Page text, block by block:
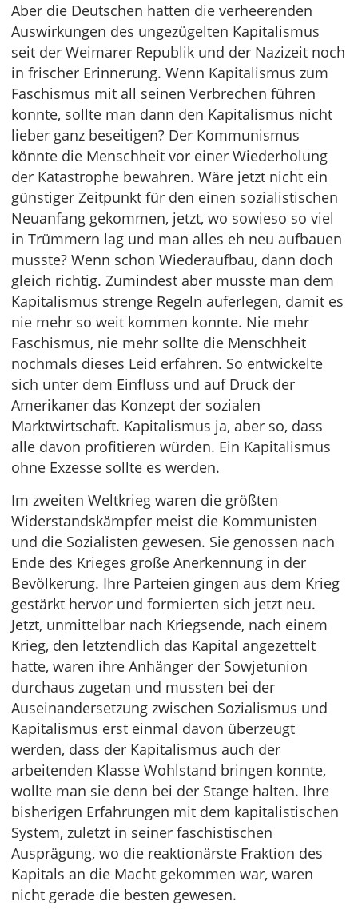
Aber die Deutschen hatten die verheerenden
Auswirkungen des ungezügelten Kapitalismus
seit der Weimarer Republik und der Nazizeit noch
in frischer Erinnerung. Wenn Kapitalismus zum
Faschismus mit all seinen Verbrechen führen
konnte, sollte man dann den Kapitalismus nicht
lieber ganz beseitigen? Der Kommunismus
könnte die Menschheit vor einer Wiederholung
der Katastrophe bewahren. Wäre jetzt nicht ein
günstiger Zeitpunkt für den einen sozialistischen
Neuanfang gekommen, jetzt, wo sowieso so viel
in Trümmern lag und man alles eh neu aufbauen
musste? Wenn schon Wiederaufbau, dann doch
gleich richtig. Zumindest aber musste man dem
Kapitalismus strenge Regeln auferlegen, damit es
nie mehr so weit kommen konnte. Nie mehr
Faschismus, nie mehr sollte die Menschheit
nochmals dieses Leid erfahren. So entwickelte
sich unter dem Einfluss und auf Druck der
Amerikaner das Konzept der sozialen
Marktwirtschaft. Kapitalismus ja, aber so, dass
alle davon profitieren würden. Ein Kapitalismus
ohne Exzesse sollte es werden.
Im zweiten Weltkrieg waren die größten
Widerstandskämpfer meist die Kommunisten
und die Sozialisten gewesen. Sie genossen nach
Ende des Krieges große Anerkennung in der
Bevölkerung. Ihre Parteien gingen aus dem Krieg
gestärkt hervor und formierten sich jetzt neu.
Jetzt, unmittelbar nach Kriegsende, nach einem
Krieg, den letztendlich das Kapital angezettelt
hatte, waren ihre Anhänger der Sowjetunion
durchaus zugetan und mussten bei der
Auseinandersetzung zwischen Sozialismus und
Kapitalismus erst einmal davon überzeugt
werden, dass der Kapitalismus auch der
arbeitenden Klasse Wohlstand bringen konnte,
wollte man sie denn bei der Stange halten. Ihre
bisherigen Erfahrungen mit dem kapitalistischen
System, zuletzt in seiner faschistischen
Ausprägung, wo die reaktionärste Fraktion des
Kapitals an die Macht gekommen war, waren
nicht gerade die besten gewesen.